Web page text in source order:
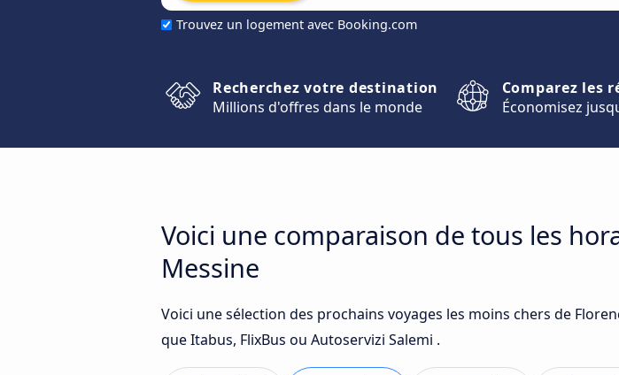
Trouvez un logement avec Booking.com
Recherchez votre destination
Millions d'offres dans le monde
Comparez les
Économisez
Voici une comparaison de tous les
Messine
Voici une sélection des prochains voyages les moins chers de
que Itabus, FlixBus ou Autoservizi Salemi .